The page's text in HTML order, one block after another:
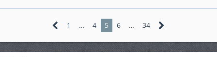
12. MvK (erstmal dabei)
13. Chrissi700XD(gebucht+bestätigt)
14. + 15. MR68 (Micha mit Frau)
1 … 4 5 6 … 34